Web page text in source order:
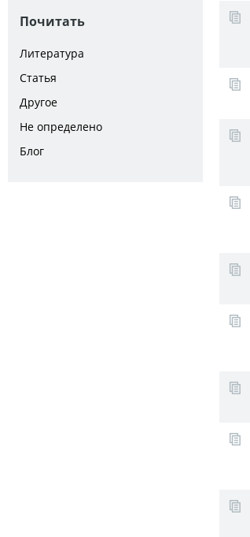
Почитать
Литература
Статья
Другое
Не определено
Блог